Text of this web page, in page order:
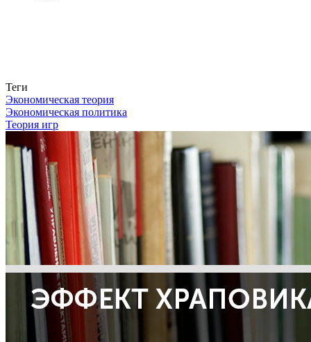
Теги
Экономическая теория
Экономическая политика
Теория игр